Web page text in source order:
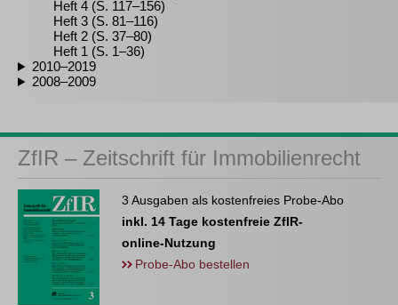
Heft 4 (S. 117–156)
Heft 3 (S. 81–116)
Heft 2 (S. 37–80)
Heft 1 (S. 1–36)
2010–2019
2008–2009
ZfIR – Zeitschrift für Immobilienrecht
3 Ausgaben als kostenfreies Probe-Abo
inkl. 14 Tage kostenfreie ZfIR-
online-Nutzung
Probe-Abo bestellen